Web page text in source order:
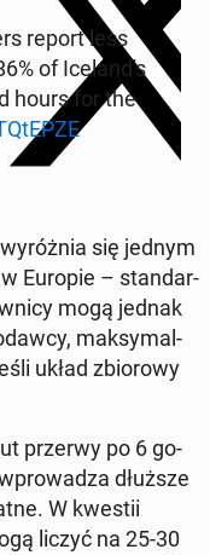
report less
of Ice­lan­d's
hours for the
się jednym
Europie – stan­dar­
mogą jednak
mak­sy­mal­
układ zbio­ro­wy
przerwy po 6 go­
dłuższe
W kwestii
liczyć na 25-30